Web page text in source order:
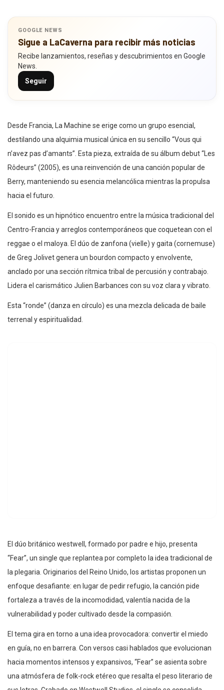
GOOGLE NEWS
Sigue a LaCaverna para recibir más noticias
Recibe lanzamientos, reseñas y descubrimientos en Google
News.
Seguir
Desde Francia, La Machine se erige como un grupo esencial,
destilando una alquimia musical única en su sencillo “Vous qui
n’avez pas d’amants”. Esta pieza, extraída de su álbum debut “Les
Rôdeurs” (2005), es una reinvención de una canción popular de
Berry, manteniendo su esencia melancólica mientras la propulsa
hacia el futuro.
El sonido es un hipnótico encuentro entre la música tradicional del
Centro-Francia y arreglos contemporáneos que coquetean con el
reggae o el maloya. El dúo de zanfona (vielle) y gaita (cornemuse)
de Greg Jolivet genera un bourdon compacto y envolvente,
anclado por una sección rítmica tribal de percusión y contrabajo.
Lidera el carismático Julien Barbances con su voz clara y vibrato.
Esta “ronde” (danza en círculo) es una mezcla delicada de baile
terrenal y espiritualidad.
El dúo británico westwell, formado por padre e hijo, presenta
“Fear”, un single que replantea por completo la idea tradicional de
la plegaria. Originarios del Reino Unido, los artistas proponen un
enfoque desafiante: en lugar de pedir refugio, la canción pide
fortaleza a través de la incomodidad, valentía nacida de la
vulnerabilidad y poder cultivado desde la compasión.
El tema gira en torno a una idea provocadora: convertir el miedo
en guía, no en barrera. Con versos casi hablados que evolucionan
hacia momentos intensos y expansivos, “Fear” se asienta sobre
una atmósfera de folk-rock etéreo que resalta el peso literario de